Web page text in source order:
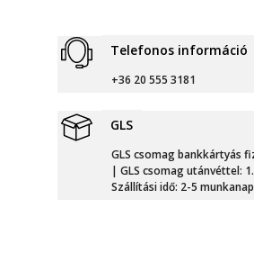
Telefonos információ
+36 20 555 3181
GLS
GLS csomag bankkártyás
| GLS csomag utánvéttel:
Szállítási idő: 2-5 munkanap